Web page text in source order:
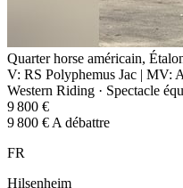
Quarter horse américain,
V: RS Polyphemus Jac |
Western Riding · Spectacle
9 800 €
9 800 € A débattre
FR
Hilsenheim